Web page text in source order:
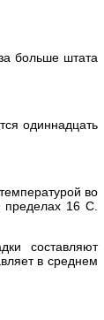
больше штата
одиннадцать
во
пределах 16 С.
составляют
в среднем